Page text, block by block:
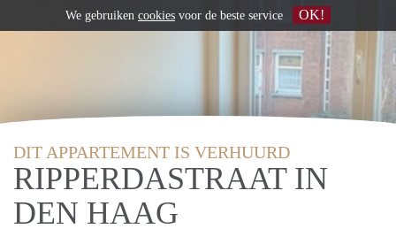
DIT APPARTEMENT IS VERHUURD
RIPPERDASTRAAT IN
DEN HAAG
We gebruiken cookies voor de beste service OK!